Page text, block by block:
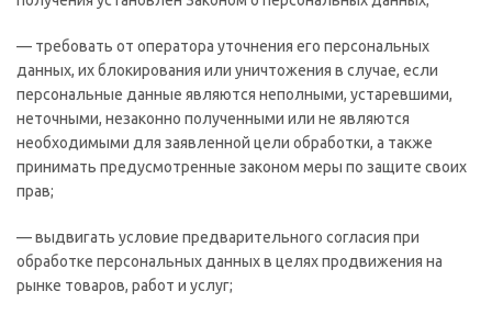
— требовать от оператора уточнения его персональных
данных, их блокирования или уничтожения в случае, если
персональные данные являются неполными, устаревшими,
неточными, незаконно полученными или не являются
необходимыми для заявленной цели обработки, а также
принимать предусмотренные законом меры по защите своих
прав;
— выдвигать условие предварительного согласия при
обработке персональных данных в целях продвижения на
рынке товаров, работ и услуг;